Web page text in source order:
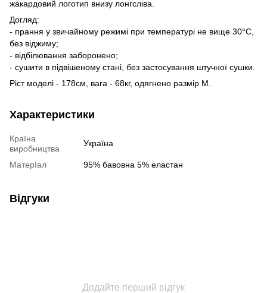
жакардовий логотип внизу лонгсліва.
Догляд:
- прання у звичайному режимі при температурі не вище 30°C,
без віджиму;
- відбілювання заборонено;
- сушити в підвішеному стані, без застосування штучної сушки.
Ріст моделі - 178см, вага - 68кг, одягнено размір М.
Характеристики
Країна
виробництва
Україна
МатерІал 95% бавовна 5% еластан
Відгуки
Додайте перший відгук